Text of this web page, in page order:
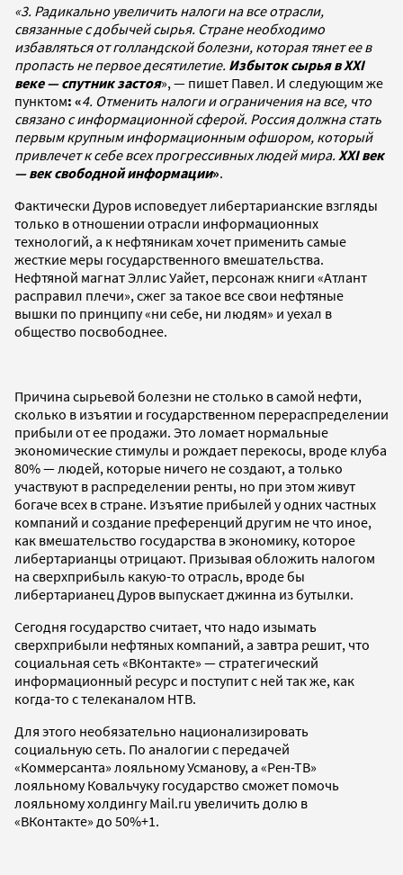
«3. Радикально увеличить налоги на все отрасли,
связанные с добычей сырья. Стране необходимо
избавляться от голландской болезни, которая тянет ее в
пропасть не первое десятилетие. Избыток сырья в XXI
веке — спутник застоя», — пишет Павел. И следующим же
пунктом: «4. Отменить налоги и ограничения на все, что
связано с информационной сферой. Россия должна стать
первым крупным информационным офшором, который
привлечет к себе всех прогрессивных людей мира. XXI век
— век свободной информации».
Фактически Дуров исповедует либертарианские взгляды
только в отношении отрасли информационных
технологий, а к нефтяникам хочет применить самые
жесткие меры государственного вмешательства.
Нефтяной магнат Эллис Уайет, персонаж книги «Атлант
расправил плечи», сжег за такое все свои нефтяные
вышки по принципу «ни себе, ни людям» и уехал в
общество посвободнее.
Причина сырьевой болезни не столько в самой нефти,
сколько в изъятии и государственном перераспределении
прибыли от ее продажи. Это ломает нормальные
экономические стимулы и рождает перекосы, вроде клуба
80% — людей, которые ничего не создают, а только
участвуют в распределении ренты, но при этом живут
богаче всех в стране. Изъятие прибылей у одних частных
компаний и создание преференций другим не что иное,
как вмешательство государства в экономику, которое
либертарианцы отрицают. Призывая обложить налогом
на сверхприбыль какую-то отрасль, вроде бы
либертарианец Дуров выпускает джинна из бутылки.
Сегодня государство считает, что надо изымать
сверхприбыли нефтяных компаний, а завтра решит, что
социальная сеть «ВКонтакте» — стратегический
информационный ресурс и поступит с ней так же, как
когда-то с телеканалом НТВ.
Для этого необязательно национализировать
социальную сеть. По аналогии с передачей
«Коммерсанта» лояльному Усманову, а «Рен-ТВ»
лояльному Ковальчуку государство сможет помочь
лояльному холдингу Mail.ru увеличить долю в
«ВКонтакте» до 50%+1.